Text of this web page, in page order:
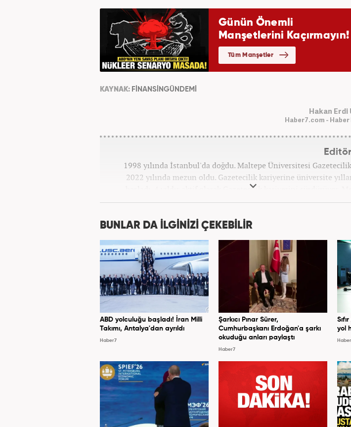
KAYNAK: FİNANSİNGÜNDEMİ
Hakan Erdi
Haber7.com -
1998 yılında İstanbul'da doğdu. Maltepe Üniversitesi
2022 yılında mezun oldu. Gazetecilik kariyerine üniversite
başladı. 4 yıldır aktif olarak Gazetecilik kariyerini sürdürüyor.
Kanal 7 Medya Grubu'na bağlı Haber7.com'da 'Editör' olarak
BUNLAR DA İLGİNİZİ ÇEKEBİLİR
ABD yolculuğu başladı! İran Milli
Takımı, Antalya'dan ayrıldı
Haber7
Şarkıcı Pınar Sürer,
Cumhurbaşkanı Erdoğan'a şarkı
okuduğu anları paylaştı
Haber7
yol